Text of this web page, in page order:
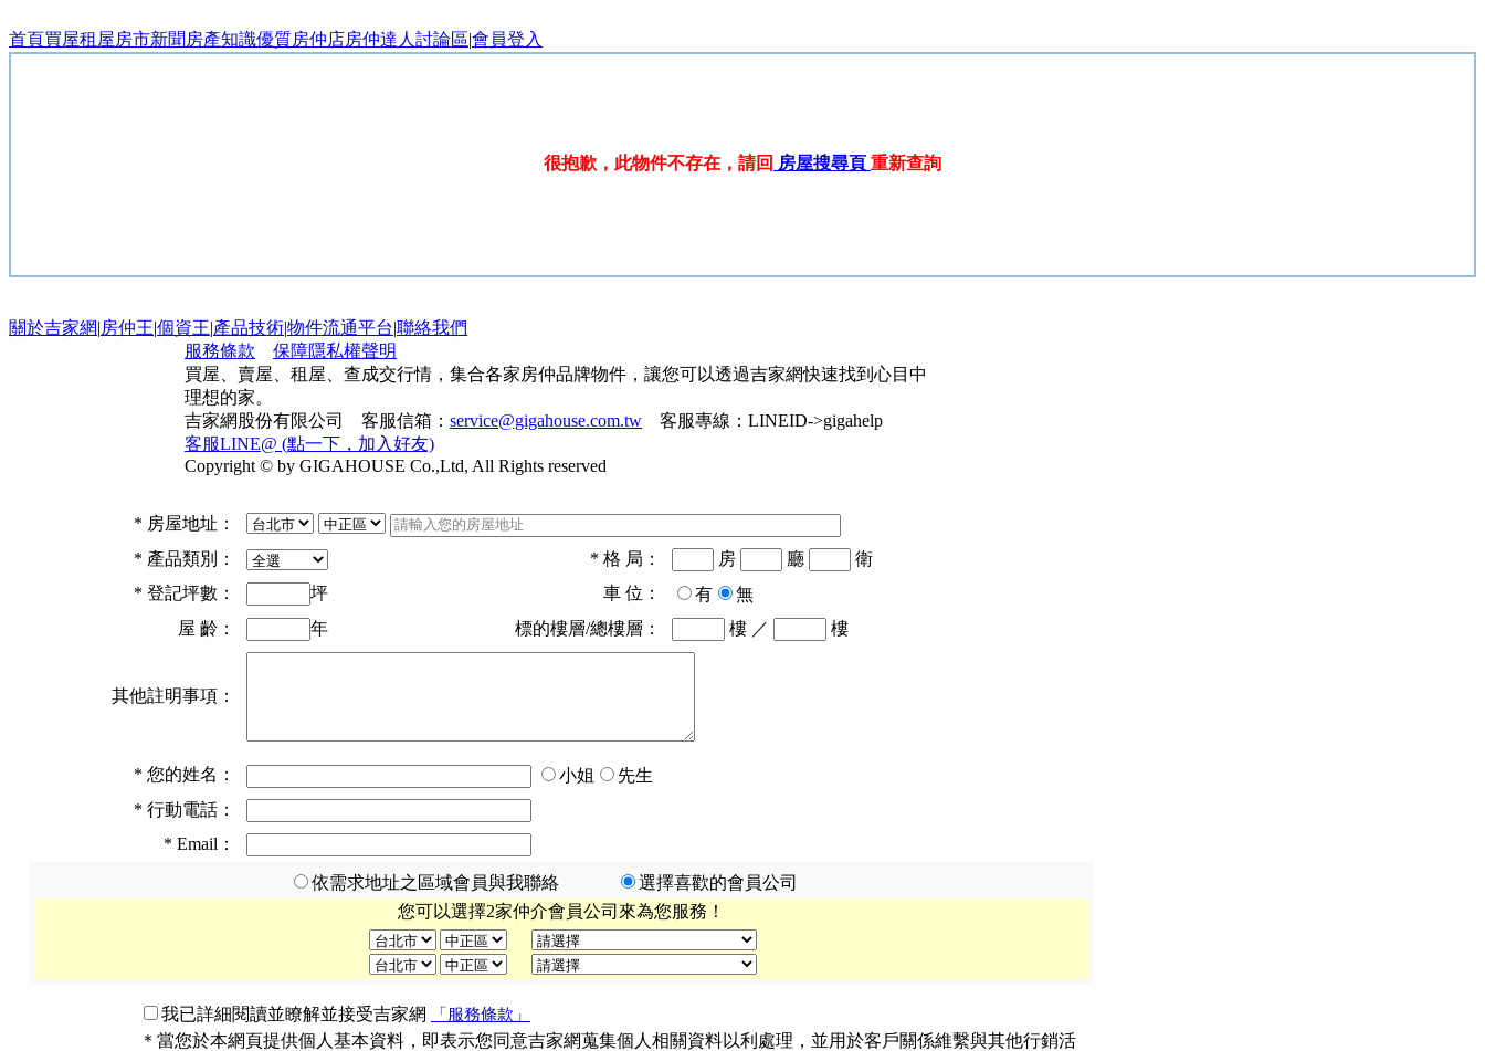
首頁買屋租屋房市新聞 房產知識優質房仲店房仲達人 討論區|會員登入
很抱歉，此物件不存在，請回 房屋搜尋頁 重新查詢
關於吉家網|房仲王|個資王|產品技術|物件流通平台|聯絡我們
服務條款
保障隱私權聲明
買屋、賣屋、租屋、查成交行情，集合各家房仲品牌物件，讓您可以透過吉家網快速找到心目中
理想的家。
吉家網股份有限公司 客服信箱： service@gigahouse.com.tw 客服專線： LINEID->gigahelp
客服LINE@ (點一下，加入好友)
Copyright © by GIGAHOUSE Co.,Ltd, All Rights reserved